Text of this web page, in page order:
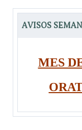
AVISOS
MES